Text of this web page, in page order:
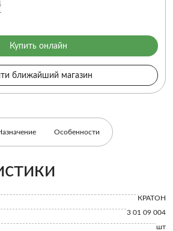
Купить онлайн
ближайший магазин
Особенности
КРАТОН
3 01 09 004
шт